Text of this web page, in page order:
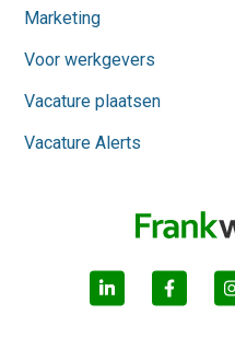
Marketing
Voor werkgevers
Vacature plaatsen
Vacature Alerts